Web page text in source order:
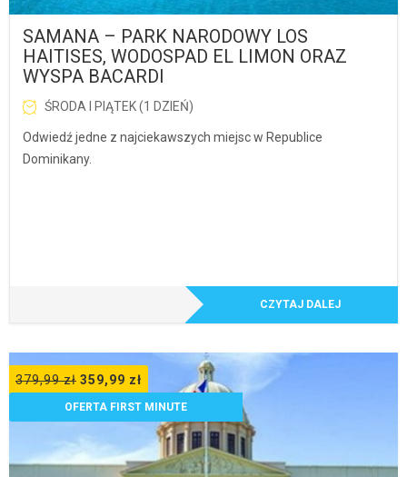
SAMANA – PARK NARODOWY LOS
HAITISES, WODOSPAD EL LIMON ORAZ
WYSPA BACARDI
ŚRODA I PIĄTEK (1 DZIEŃ)
Odwiedź jedne z najciekawszych miejsc w Republice
Dominikany.
CZYTAJ DALEJ
379,99zł 359,99 zł
OFERTA FIRST MINUTE